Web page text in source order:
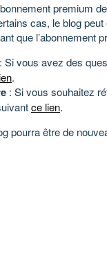
premium
cas, le blog
que l’abonnement
: Si vous avez des
.
: Si vous souhaitez
ce lien.
pourra être de